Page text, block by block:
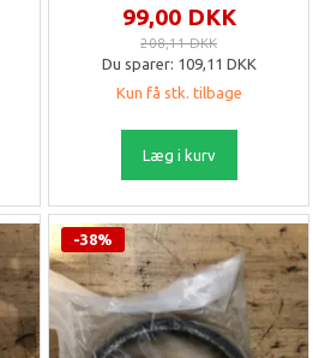
99,00 DKK
208,11 DKK
Du sparer: 109,11 DKK
Kun få stk. tilbage
Læg i kurv
-38%